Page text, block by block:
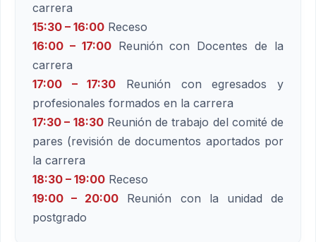
carrera
15:30 – 16:00 Receso
16:00 – 17:00Reunión con Docentes de la
carrera
17:00 – 17:30 Reunión con egresados y
profesionales formados en la carrera
17:30 – 18:30Reunión de trabajo del comité de
pares (revisión de documentos aportados por
la carrera
18:30 – 19:00 Receso
19:00 – 20:00 Reunión con la unidad de
postgrado